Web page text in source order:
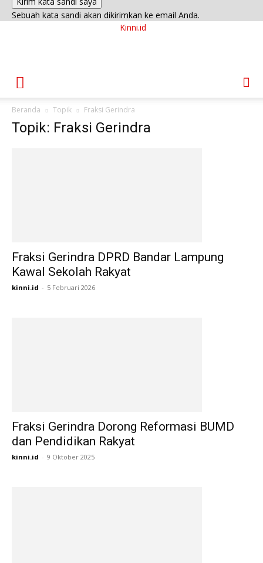
Sebuah kata sandi akan dikirimkan ke email Anda.
Kinni.id
Beranda Topik Fraksi Gerindra
Topik: Fraksi Gerindra
Fraksi Gerindra DPRD Bandar Lampung
Kawal Sekolah Rakyat
kinni.id - 5 Februari 2026
Fraksi Gerindra Dorong Reformasi BUMD
dan Pendidikan Rakyat
kinni.id - 9 Oktober 2025